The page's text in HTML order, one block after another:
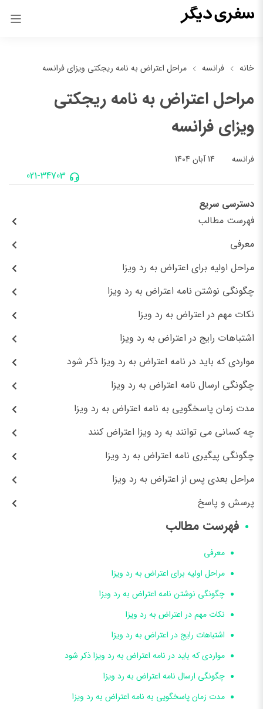
خانه فرانسه مراحل اعتراض به نامه ریجکتی ویزای فرانسه
مراحل اعتراض به نامه ریجکتی
ویزای فرانسه
فرانسه 14 آبان 1404
021-34703
دسترسی سریع
فهرست مطالب
معرفی
مراحل اولیه برای اعتراض به رد ویزا
چگونگی نوشتن نامه اعتراض به رد ویزا
نکات مهم در اعتراض به رد ویزا
اشتباهات رایج در اعتراض به رد ویزا
مواردی که باید در نامه اعتراض به رد ویزا ذکر شود
چگونگی ارسال نامه اعتراض به رد ویزا
مدت زمان پاسخگویی به نامه اعتراض به رد ویزا
چه کسانی می توانند به رد ویزا اعتراض کنند
چگونگی پیگیری نامه اعتراض به رد ویزا
مراحل بعدی پس از اعتراض به رد ویزا
پرسش و پاسخ
فهرست مطالب
معرفی
مراحل اولیه برای اعتراض به رد ویزا
چگونگی نوشتن نامه اعتراض به رد ویزا
نکات مهم در اعتراض به رد ویزا
اشتباهات رایج در اعتراض به رد ویزا
مواردی که باید در نامه اعتراض به رد ویزا ذکر شود
چگونگی ارسال نامه اعتراض به رد ویزا
مدت زمان پاسخگویی به نامه اعتراض به رد ویزا